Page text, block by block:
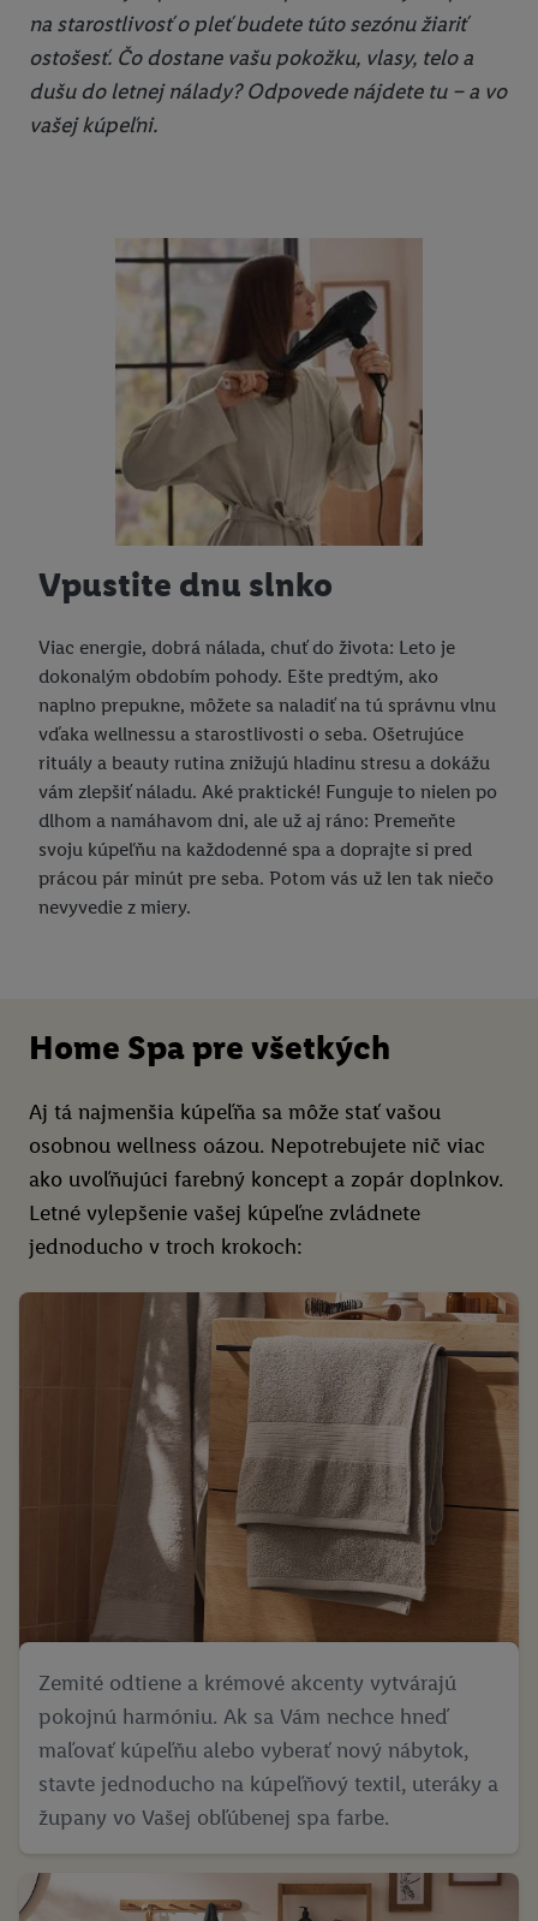
na starostlivosť o pleť budete túto sezónu žiariť
ostošesť. Čo dostane vašu pokožku, vlasy, telo a
dušu do letnej nálady? Odpovede nájdete tu – a vo
vašej kúpeľni.
Vpustite dnu slnko
Viac energie, dobrá nálada, chuť do života: Leto je
dokonalým obdobím pohody. Ešte predtým, ako
naplno prepukne, môžete sa naladiť na tú správnu vlnu
vďaka wellnessu a starostlivosti o seba. Ošetrujúce
rituály a beauty rutina znižujú hladinu stresu a dokážu
vám zlepšiť náladu. Aké praktické! Funguje to nielen po
dlhom a namáhavom dni, ale už aj ráno: Premeňte
svoju kúpeľňu na každodenné spa a doprajte si pred
prácou pár minút pre seba. Potom vás už len tak niečo
nevyvedie z miery.
Home Spa pre všetkých
Aj tá najmenšia kúpeľňa sa môže stať vašou
osobnou wellness oázou. Nepotrebujete nič viac
ako uvoľňujúci farebný koncept a zopár doplnkov.
Letné vylepšenie vašej kúpeľne zvládnete
jednoducho v troch krokoch:
Zemité odtiene a krémové akcenty vytvárajú
pokojnú harmóniu. Ak sa Vám nechce hneď
maľovať kúpeľňu alebo vyberať nový nábytok,
stavte jednoducho na kúpeľňový textil, uteráky a
župany vo Vašej obľúbenej spa farbe.